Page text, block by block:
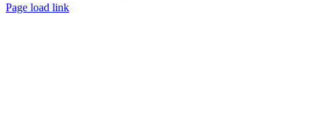
Page load link